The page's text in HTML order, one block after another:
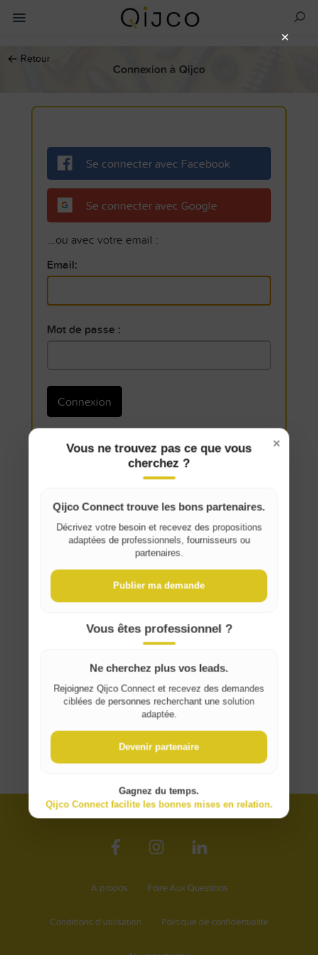
← Retour
Connexion à Qijco
Se connecter avec Facebook
Se connecter avec Google
...ou avec votre email :
Email:
Mot de passe :
Connexion
Mot de passe oublié
A propos Foire Aux Questions
Conditions d'utilisation Politique de confidentialité
Where do you live?
Belgique / België
France
×
×
Vous ne trouvez pas ce que vous
cherchez ?
Qijco Connect trouve les bons partenaires.
Décrivez votre besoin et recevez des propositions
adaptées de professionnels, fournisseurs ou
partenaires.
Publier ma demande
Vous êtes professionnel ?
Ne cherchez plus vos leads.
Rejoignez Qijco Connect et recevez des demandes
ciblées de personnes recherchant une solution
adaptée.
Devenir partenaire
Gagnez du temps.
Qijco Connect facilite les bonnes mises en relation.